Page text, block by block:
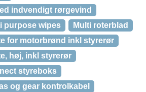
indvendigt rørgevind
purpose wipes
Multi roterblad
for motorbrønd inkl styrerør
høj, inkl styrerør
styreboks
og gear kontrolkabel